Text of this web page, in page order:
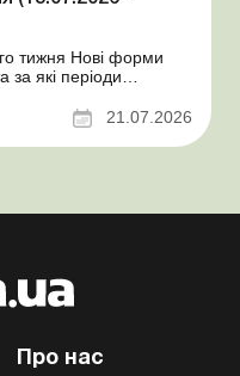
тижня Нові форми
за які періоди
удосконалено
з організації
бронювання військовозобов’язаних Верховна ...
21.07.2026
Про нас